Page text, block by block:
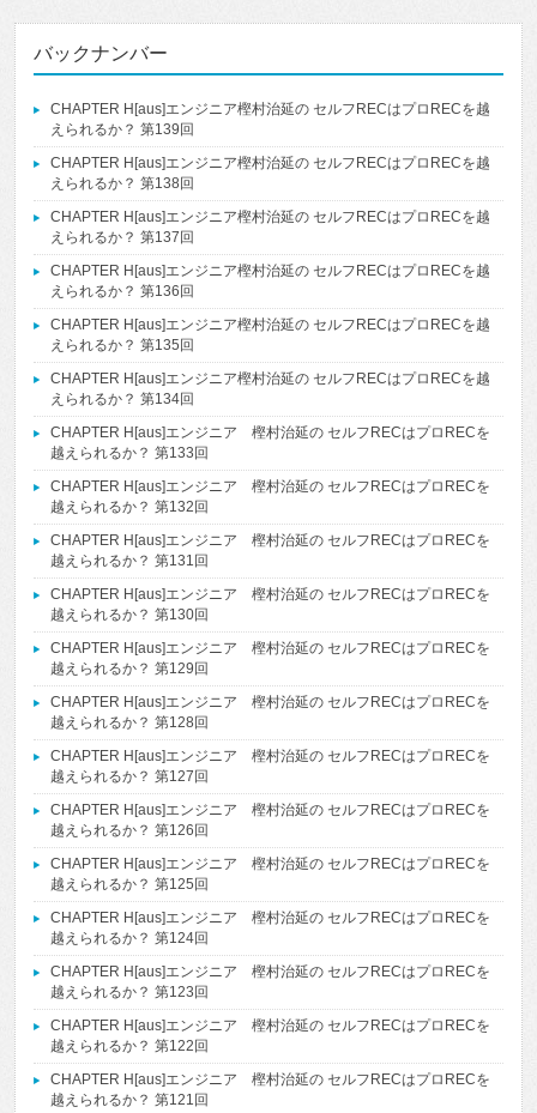
バックナンバー
CHAPTER H[aus]エンジニア樫村治延の セルフRECはプロRECを越
えられるか？ 第139回
CHAPTER H[aus]エンジニア樫村治延の セルフRECはプロRECを越
えられるか？ 第138回
CHAPTER H[aus]エンジニア樫村治延の セルフRECはプロRECを越
えられるか？ 第137回
CHAPTER H[aus]エンジニア樫村治延の セルフRECはプロRECを越
えられるか？ 第136回
CHAPTER H[aus]エンジニア樫村治延の セルフRECはプロRECを越
えられるか？ 第135回
CHAPTER H[aus]エンジニア樫村治延の セルフRECはプロRECを越
えられるか？ 第134回
CHAPTER H[aus]エンジニア 樫村治延の セルフRECはプロRECを
越えられるか？ 第133回
CHAPTER H[aus]エンジニア 樫村治延の セルフRECはプロRECを
越えられるか？ 第132回
CHAPTER H[aus]エンジニア 樫村治延の セルフRECはプロRECを
越えられるか？ 第131回
CHAPTER H[aus]エンジニア 樫村治延の セルフRECはプロRECを
越えられるか？ 第130回
CHAPTER H[aus]エンジニア 樫村治延の セルフRECはプロRECを
越えられるか？ 第129回
CHAPTER H[aus]エンジニア 樫村治延の セルフRECはプロRECを
越えられるか？ 第128回
CHAPTER H[aus]エンジニア 樫村治延の セルフRECはプロRECを
越えられるか？ 第127回
CHAPTER H[aus]エンジニア 樫村治延の セルフRECはプロRECを
越えられるか？ 第126回
CHAPTER H[aus]エンジニア 樫村治延の セルフRECはプロRECを
越えられるか？ 第125回
CHAPTER H[aus]エンジニア 樫村治延の セルフRECはプロRECを
越えられるか？ 第124回
CHAPTER H[aus]エンジニア 樫村治延の セルフRECはプロRECを
越えられるか？ 第123回
CHAPTER H[aus]エンジニア 樫村治延の セルフRECはプロRECを
越えられるか？ 第122回
CHAPTER H[aus]エンジニア 樫村治延の セルフRECはプロRECを
越えられるか？ 第121回